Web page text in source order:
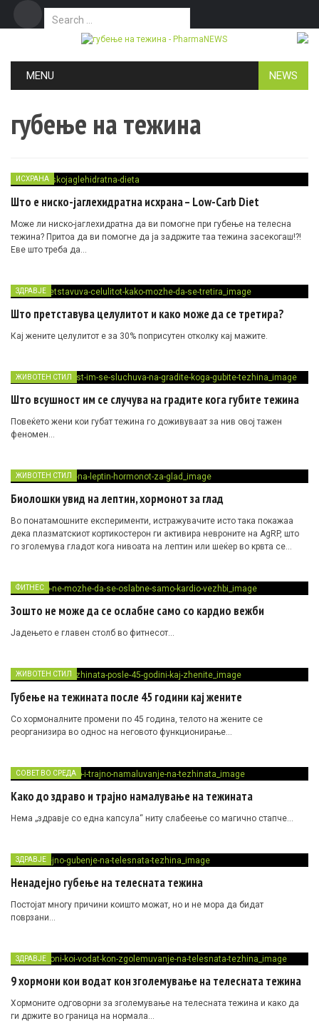
Search for:
MENU NEWS
губење на тежина
ИСХРАНА
Што е ниско-јаглехидратна исхрана – Low-Carb Diet
Може ли ниско-јаглехидратна да ви помогне при губење на телесна
тежина? Притоа да ви помогне да ја задржите таа тежина засекогаш!?!
Еве што треба да…
ЗДРАВЈЕ
Што претставува целулитот и како може да се третира?
Кај жените целулитот е за 30% поприсутен отколку кај мажите.
ЖИВОТЕН СТИЛ
Што всушност им се случува на градите кога губите тежина
Повеќето жени кои губат тежина го доживуваат за нив овој тажен
феномен…
ЖИВОТЕН СТИЛ
Биолошки увид на лептин, хормонот за глад
Во понатамошните експерименти, истражувачите исто така покажаа
дека плазматскиот кортикостерон ги активира невроните на AgRP, што
го зголемува гладот кога нивоата на лептин или шеќер во крвта се
ФИТНЕС
Зошто не може да се ослабне само со кардио вежби
Јадењето е главен столб во фитнесот…
ЖИВОТЕН СТИЛ
Губење на тежината после 45 години кај жените
Со хормоналните промени по 45 година, телото на жените се
реорганизира во однос на неговото функционирање…
СОВЕТ ВО СРЕДА
Како до здраво и трајно намалување на тежината
Нема „здравје со една капсула“ ниту слабеење со магично стапче…
ЗДРАВЈЕ
Ненадејно губење на телесната тежина
Постојат многу причини коишто можат, но и не мора да бидат
поврзани…
ЗДРАВЈЕ
9 хормони кои водат кон зголемување на телесната тежина
Хормоните одговорни за зголемување на телесната тежина и како да
ги држите во граница на нормала…